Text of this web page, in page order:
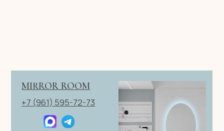
© 2026 ИП Клевцов Е.А.Все права защищены.
Политика конфиденциальности |Согласие на обработку
ИНН 560400511178
ОГРН 321237500406259